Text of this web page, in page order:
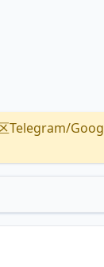
Telegram/